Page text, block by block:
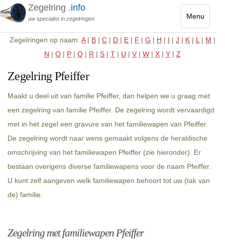
Menu
Toggle
Zegelring .info
uw specialist in zegelringen
Zegelringen op naam: A| B | C | D | E | F | G | H | I | J | K | L | M |
N | O | P | Q | R | S | T | U | V | W | X | Y | Z
Zegelring Pfeiffer
Maakt u deel uit van familie Pfeiffer, dan helpen we u graag met
een zegelring van familie Pfeiffer. De zegelring wordt vervaardigd
met in het zegel een gravure van het familiewapen van Pfeiffer.
De zegelring wordt naar wens gemaakt volgens de heraldische
omschrijving van het familiewapen Pfeiffer (zie hieronder). Er
bestaan overigens diverse familiewapens voor de naam Pfeiffer.
U kunt zelf aangeven welk familiewapen behoort tot uw (tak van
de) familie.
Zegelring met familiewapen Pfeiffer